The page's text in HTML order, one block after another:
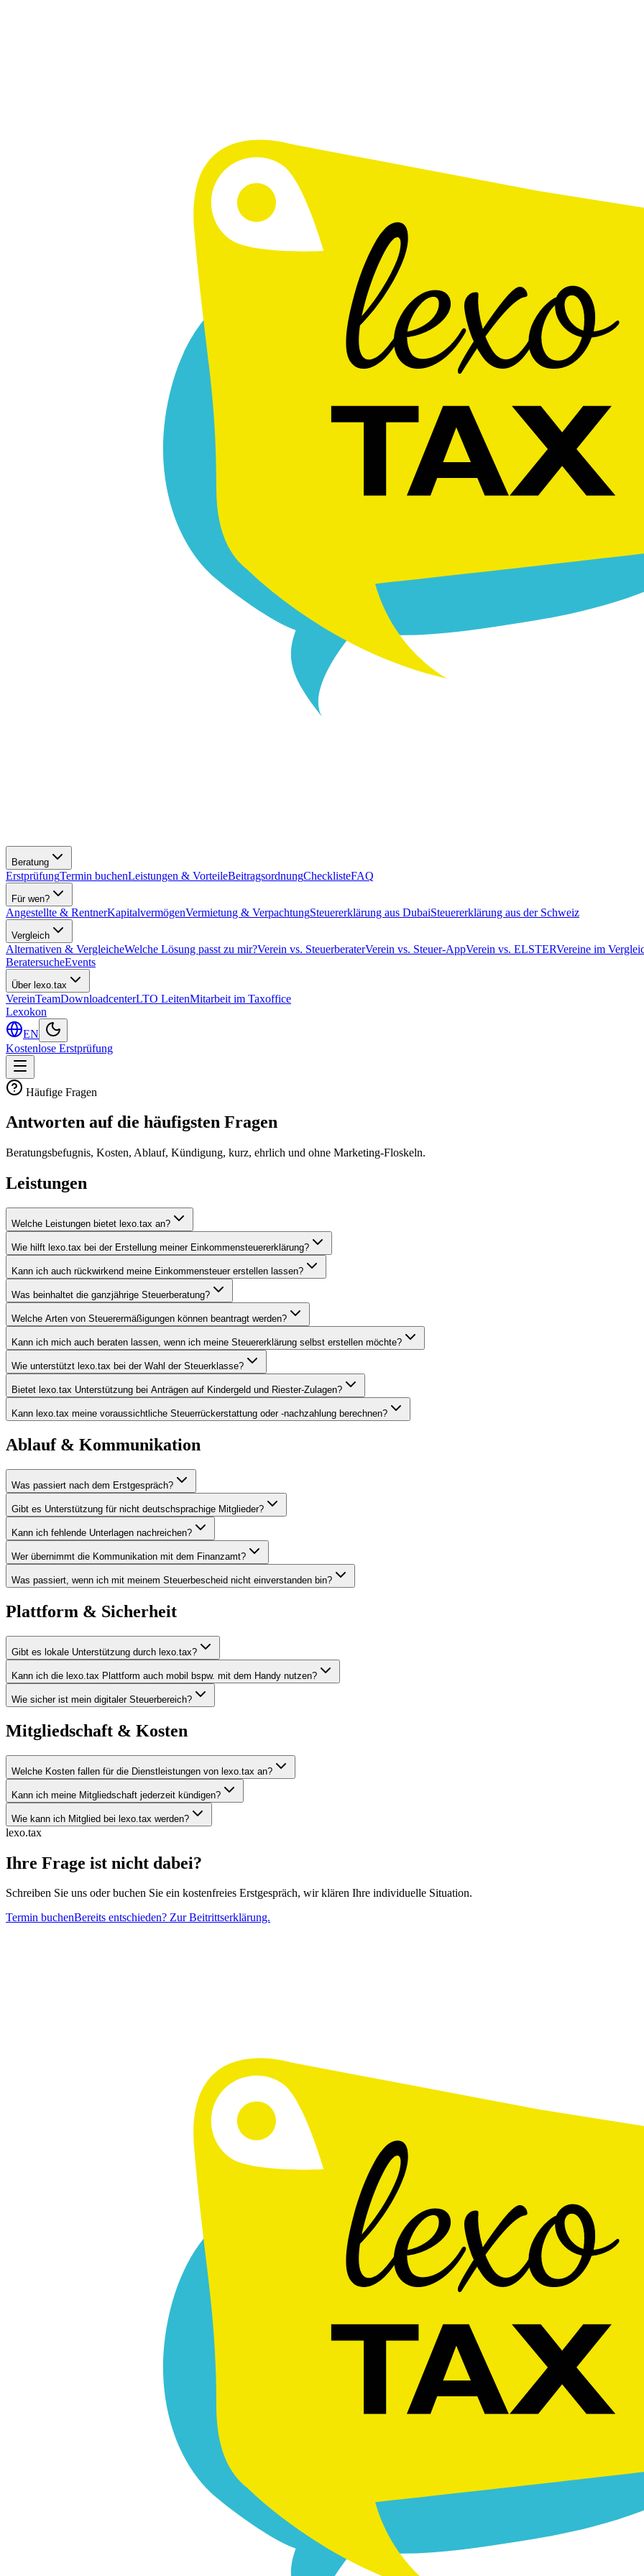
Beratung
ErstprüfungTermin buchenLeistungen & VorteileBeitragsordnungChecklisteFAQ
Für wen?
Angestellte & RentnerKapitalvermögenVermietung & VerpachtungSteuererklärung aus DubaiSteuererklärung aus der Schweiz
Vergleich
Alternativen & VergleicheWelche Lösung passt zu mir?Verein vs. SteuerberaterVerein vs. Steuer-AppVerein vs. ELSTERVereine im
BeratersucheEvents
Über lexo.tax
VereinTeamDownloadcenterLTO LeitenMitarbeit im Taxoffice
Lexokon
EN
Kostenlose Erstprüfung
Häufige Fragen
Antworten auf die häufigsten Fragen
Beratungsbefugnis, Kosten, Ablauf, Kündigung, kurz, ehrlich und ohne Marketing-Floskeln.
Leistungen
Welche Leistungen bietet lexo.tax an?
Wie hilft lexo.tax bei der Erstellung meiner Einkommensteuererklärung?
Kann ich auch rückwirkend meine Einkommensteuer erstellen lassen?
Was beinhaltet die ganzjährige Steuerberatung?
Welche Arten von Steuerermäßigungen können beantragt werden?
Kann ich mich auch beraten lassen, wenn ich meine Steuererklärung selbst erstellen möchte?
Wie unterstützt lexo.tax bei der Wahl der Steuerklasse?
Bietet lexo.tax Unterstützung bei Anträgen auf Kindergeld und Riester-Zulagen?
Kann lexo.tax meine voraussichtliche Steuerrückerstattung oder -nachzahlung berechnen?
Ablauf & Kommunikation
Was passiert nach dem Erstgespräch?
Gibt es Unterstützung für nicht deutschsprachige Mitglieder?
Kann ich fehlende Unterlagen nachreichen?
Wer übernimmt die Kommunikation mit dem Finanzamt?
Was passiert, wenn ich mit meinem Steuerbescheid nicht einverstanden bin?
Plattform & Sicherheit
Gibt es lokale Unterstützung durch lexo.tax?
Kann ich die lexo.tax Plattform auch mobil bspw. mit dem Handy nutzen?
Wie sicher ist mein digitaler Steuerbereich?
Mitgliedschaft & Kosten
Welche Kosten fallen für die Dienstleistungen von lexo.tax an?
Kann ich meine Mitgliedschaft jederzeit kündigen?
Wie kann ich Mitglied bei lexo.tax werden?
lexo.tax
Ihre Frage ist nicht dabei?
Schreiben Sie uns oder buchen Sie ein kostenfreies Erstgespräch, wir klären Ihre individuelle Situation.
Termin buchenBereits entschieden? Zur Beitrittserklärung.